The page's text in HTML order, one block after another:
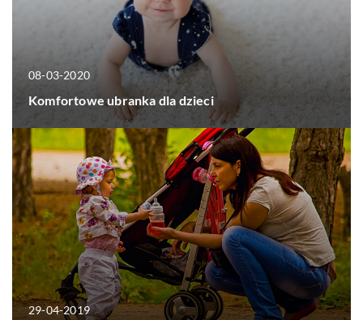
08-03-2020
Komfortowe ubranka dla dzieci
29-04-2019